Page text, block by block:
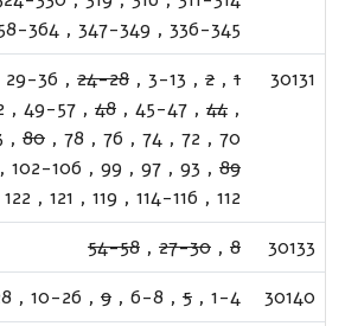
336-345
,
347-349
,
364
30131
1
,
2
,
3-13
,
24-28
,
29-36
,
44
,
45-47
,
48
,
49-57
,
70
,
72
,
74
,
76
,
78
,
80
,
89
,
93
,
97
,
99
,
102-106
,
112
,
114-116
,
119
,
121
,
122
30133
8
,
27-30
,
54-58
30140
1-4
,
5
,
6-8
,
9
,
10-26
,